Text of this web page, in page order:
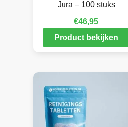
Jura – 100 stuks
€46,95
Product bekijken